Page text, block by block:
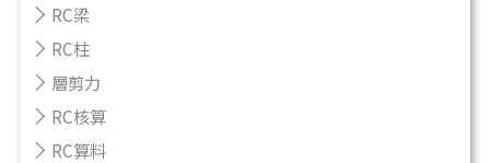
RC梁
RC柱
層剪力
RC核算
RC算料